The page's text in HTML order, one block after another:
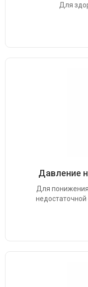
Для
Давление
Для